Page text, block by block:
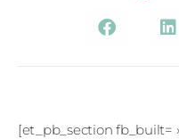
[et_pb_section fb_built=